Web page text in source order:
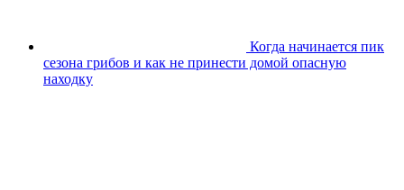
Когда начинается пик
сезона грибов и как не принести домой опасную
находку